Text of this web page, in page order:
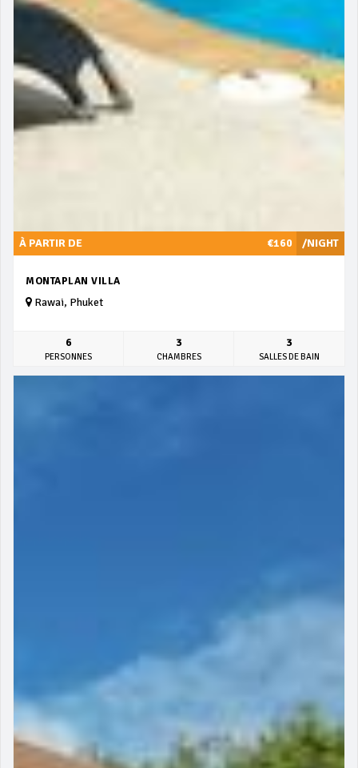
/NIGHT
À PARTIR DE €160
MONTAPLAN VILLA
Rawai, Phuket
6
PERSONNES
3
CHAMBRES
3
SALLES DE BAIN